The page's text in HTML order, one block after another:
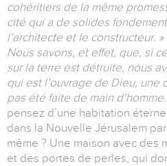
cohéritiers de la même
cité qui a de solides
l’architecte et le constructeur. »
Nous savons, et effet, que, si
sur la terre est détruite, nous
qui est l’ouvrage de Dieu, une
pas été faite de main d’homme.
pensez d’une habitation
dans la Nouvelle Jérusalem
même ? Une maison avec des
et des portes de perles, qui